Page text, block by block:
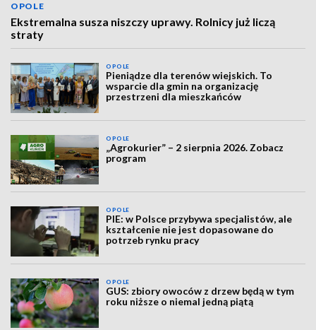
OPOLE
Ekstremalna susza niszczy uprawy. Rolnicy już liczą
straty
OPOLE
Pieniądze dla terenów wiejskich. To
wsparcie dla gmin na organizację
przestrzeni dla mieszkańców
OPOLE
„Agrokurier” – 2 sierpnia 2026. Zobacz
program
OPOLE
PIE: w Polsce przybywa specjalistów, ale
kształcenie nie jest dopasowane do
potrzeb rynku pracy
OPOLE
GUS: zbiory owoców z drzew będą w tym
roku niższe o niemal jedną piątą